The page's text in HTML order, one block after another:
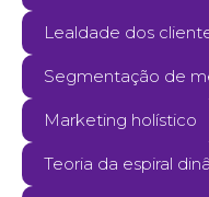
Lealdade dos
Segmentação de
Marketing holístico
Teoria da espiral